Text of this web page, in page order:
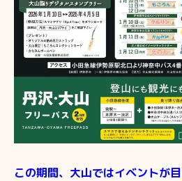
この期間、大山ではイベントが目